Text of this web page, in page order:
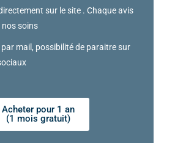
sur le site . Chaque avis
soins
mail, possibilité de paraitre sur
Acheter pour 1 an
(1 mois gratuit)